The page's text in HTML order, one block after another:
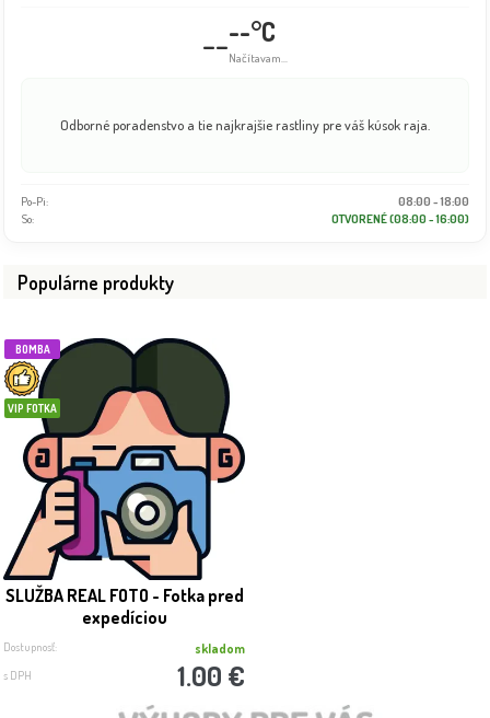
----°C
Načítavam...
Odborné poradenstvo a tie najkrajšie rastliny pre váš kúsok raja.
Po-Pi:
08:00 - 18:00
So:
OTVORENÉ (08:00 - 16:00)
Populárne produkty
BOMBA
VIP FOTKA
SLUŽBA REAL FOTO - Fotka pred
expedíciou
Dostupnosť: skladom
s DPH 1.00 €